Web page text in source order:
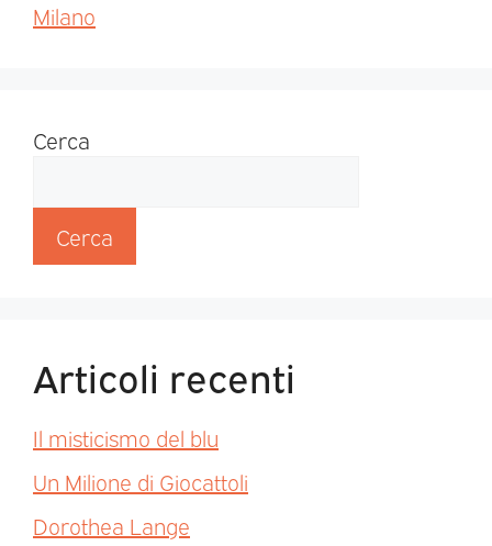
Milano
Cerca
Cerca
Articoli recenti
Il misticismo del blu
Un Milione di Giocattoli
Dorothea Lange